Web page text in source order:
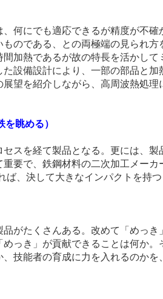
何にでも適応できるが精度が不
のである、との両極端の見られ
加熱であるが故の特長を活かし
設備設計により、一部の部品と加
望を紹介しながら、高周波熱処理
眺める）
スを経て製品となる。更には、
要で、鉄鋼材料の二次加工メー
、決して大きなインパクトを持
がたくさんある。改めて「めっ
っき」が貢献できることは何か
技能者の育成に力を入れるのか